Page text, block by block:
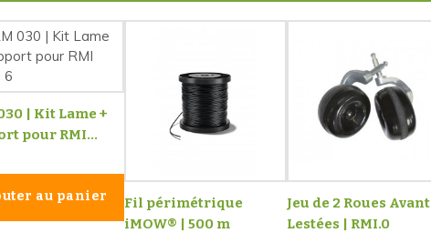
| Kit Lame +
pour RMI...
au panier
Fil périmétrique
iMOW® | 500 m
Jeu de 2 Roues Avant
Lestées | RMI.0